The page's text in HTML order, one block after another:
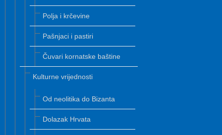
Polja i krčevine
Pašnjaci i pastiri
Čuvari kornatske baštine
Kulturne vrijednosti
Od neolitika do Bizanta
Dolazak Hrvata